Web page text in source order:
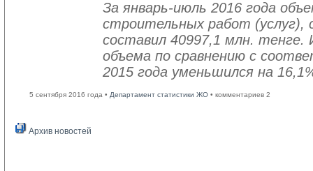
За январь-июль 2016 года
строительных работ (услуг),
составил 40997,1 млн. тенге.
объема по сравнению с
2015 года уменьшился на
5 сентября 2016 года • Департамент статистики ЖО • комментариев 2
Архив новостей